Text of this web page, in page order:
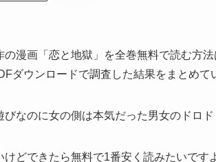
漫画「恋と地獄」を全巻無料で読む方
ダウンロードで調査した結果をまとめて
びなのに女の側は本気だった男女のドロ
どできたら無料で1番安く読みたいです